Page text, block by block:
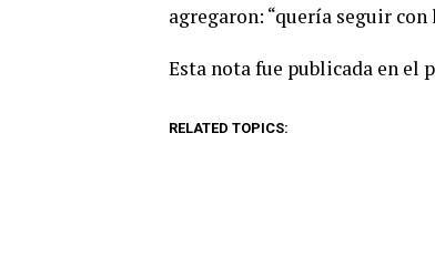
agregaron: “quería seguir con
Esta nota fue publicada en el
RELATED TOPICS: